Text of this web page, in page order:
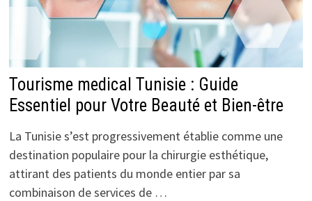
Tourisme medical Tunisie : Guide
Essentiel pour Votre Beauté et Bien-être
La Tunisie s’est progressivement établie comme une
destination populaire pour la chirurgie esthétique,
attirant des patients du monde entier par sa
combinaison de services de …